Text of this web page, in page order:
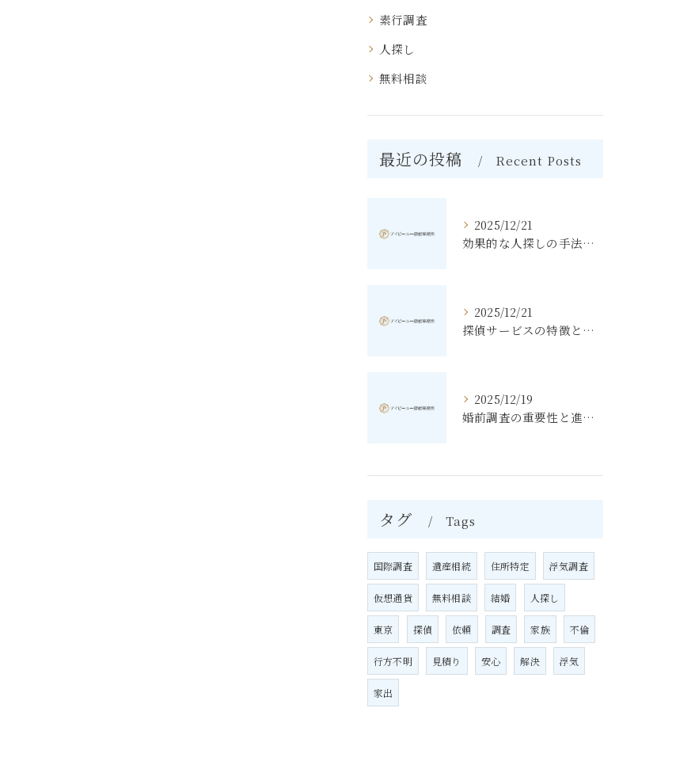
素行調査
人探し
無料相談
最近の投稿 Recent Posts
2025/12/21
効果的な人探しの手法とその秘訣
2025/12/21
探偵サービスの特徴と無料相談の利点
2025/12/19
婚前調査の重要性と進め方
タグ Tags
国際調査 遺産相続 住所特定 浮気調査
仮想通貨 無料相談 結婚 人探し
東京 探偵 依頼 調査 家族 不倫
行方不明 見積り 安心 解決 浮気
家出